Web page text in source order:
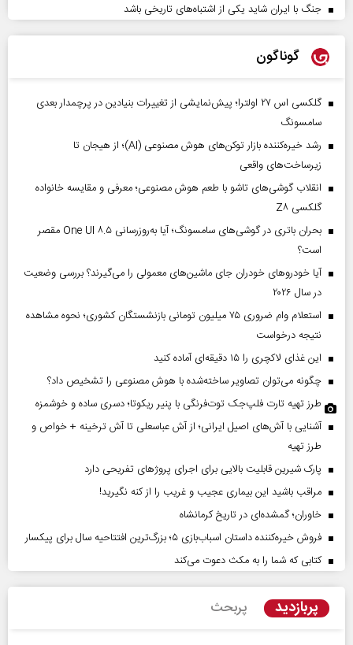
جنگ با ایران شاید یکی از اشتباه‌های تاریخی باشد
گوناگون
گلکسی اس ۲۷ اولترا؛ پیش‌نمایشی از تغییرات بنیادین در پرچمدار بعدی
سامسونگ
رشد خیره‌کننده بازار توکن‌های هوش مصنوعی (AI)؛ از هیجان تا
زیرساخت‌های واقعی
انقلاب گوشی‌های تاشو‌ با طعم هوش مصنوعی؛ معرفی و مقایسه خانواده
گلکسی Z۸
بحران باتری در گوشی‌های سامسونگ؛ آیا به‌روزرسانی One UI ۸.۵ مقصر
است؟
آیا خودروهای خودران جای ماشین‌های معمولی را می‌گیرند؟ بررسی وضعیت
در سال ۲۰۲۶
استعلام وام ضروری ۷۵ میلیون تومانی بازنشستگان کشوری؛ نحوه مشاهده
نتیجه درخواست
این غذای لاکچری را ۱۵ دقیقه‌ای آماده کنید
چگونه می‌توان تصاویر ساخته‌شده با هوش مصنوعی را تشخیص داد؟
طرز تهیه تارت فلپ‌جک توت‌فرنگی با پنیر ریکوتا؛ دسری ساده و خوشمزه
آشنایی با آش‌های اصیل ایرانی؛ از آش عباسعلی تا آش ترخینه + خواص و
طرز تهیه
پارک شیرین قابلیت‌ بالایی برای اجرای پروژهای تفریحی دارد
مراقب باشید این بیماری عجیب و غریب را از کنه نگیرید!
خاوران؛ گمشده‌ای در تاریخ کرمانشاه
فروش خیره‌کننده داستان اسباب‌بازی ۵؛ بزرگ‌ترین افتتاحیه سال برای پیکسار
کتابی که شما را به مکث دعوت می‌کند
پربازدید پربحث